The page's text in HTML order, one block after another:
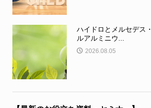
ハイドロとメルセデス
ルアルミニウ...
2026.08.05